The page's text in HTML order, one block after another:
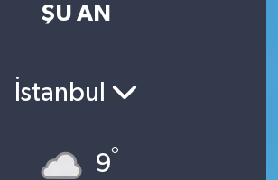
ŞU AN
İstanbul
9°